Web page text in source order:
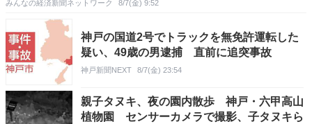
みんなの経済新聞ネットワーク 8/7(金) 9:52
神戸の国道2号でトラックを無免許運転した
疑い、49歳の男逮捕 直前に追突事故
神戸新聞NEXT 8/7(金) 23:54
親子タヌキ、夜の園内散歩 神戸・六甲高山
植物園 センサーカメラで撮影、子タヌキら